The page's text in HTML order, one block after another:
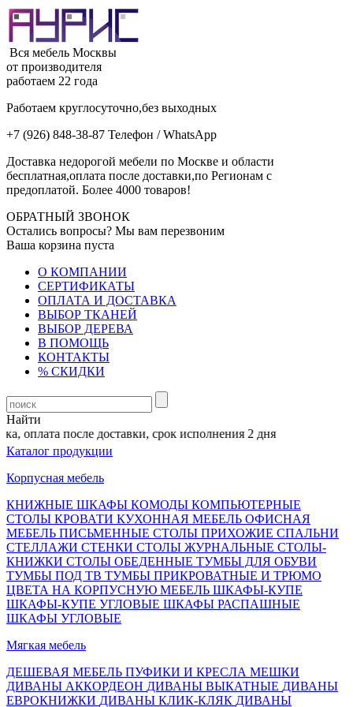
Вся мебель Москвы
от производителя
работаем 22 года
Работаем круглосуточно,без выходных
+7 (926) 848-38-87 Телефон / WhatsApp
Доставка недорогой мебели по Москве и области
бесплатная,оплата после доставки,по Регионам с
предоплатой. Более 4000 товаров!
ОБРАТНЫЙ ЗВОНОК
Остались вопросы? Мы вам перезвоним
Ваша корзина пуста
О КОМПАНИИ
СЕРТИФИКАТЫ
ОПЛАТА И ДОСТАВКА
ВЫБОР ТКАНЕЙ
ВЫБОР ДЕРЕВА
В ПОМОЩЬ
КОНТАКТЫ
% СКИДКИ
Найти
оплата после доставки, срок исполнения 2 дня
Каталог продукции
Корпусная мебель
КНИЖНЫЕ ШКАФЫ КОМОДЫ КОМПЬЮТЕРНЫЕ
СТОЛЫ КРОВАТИ КУХОННАЯ МЕБЕЛЬ ОФИСНАЯ
МЕБЕЛЬ ПИСЬМЕННЫЕ СТОЛЫ ПРИХОЖИЕ СПАЛЬНИ
СТЕЛЛАЖИ СТЕНКИ СТОЛЫ ЖУРНАЛЬНЫЕ СТОЛЫ-
КНИЖКИ СТОЛЫ ОБЕДЕННЫЕ ТУМБЫ ДЛЯ ОБУВИ
ТУМБЫ ПОД ТВ ТУМБЫ ПРИКРОВАТНЫЕ И ТРЮМО
ЦВЕТА НА КОРПУСНУЮ МЕБЕЛЬ ШКАФЫ-КУПЕ
ШКАФЫ-КУПЕ УГЛОВЫЕ ШКАФЫ РАСПАШНЫЕ
ШКАФЫ УГЛОВЫЕ
Мягкая мебель
ДЕШЕВАЯ МЕБЕЛЬ ПУФИКИ И КРЕСЛА МЕШКИ
ДИВАНЫ АККОРДЕОН ДИВАНЫ ВЫКАТНЫЕ ДИВАНЫ
ЕВРОКНИЖКИ ДИВАНЫ КЛИК-КЛЯК ДИВАНЫ